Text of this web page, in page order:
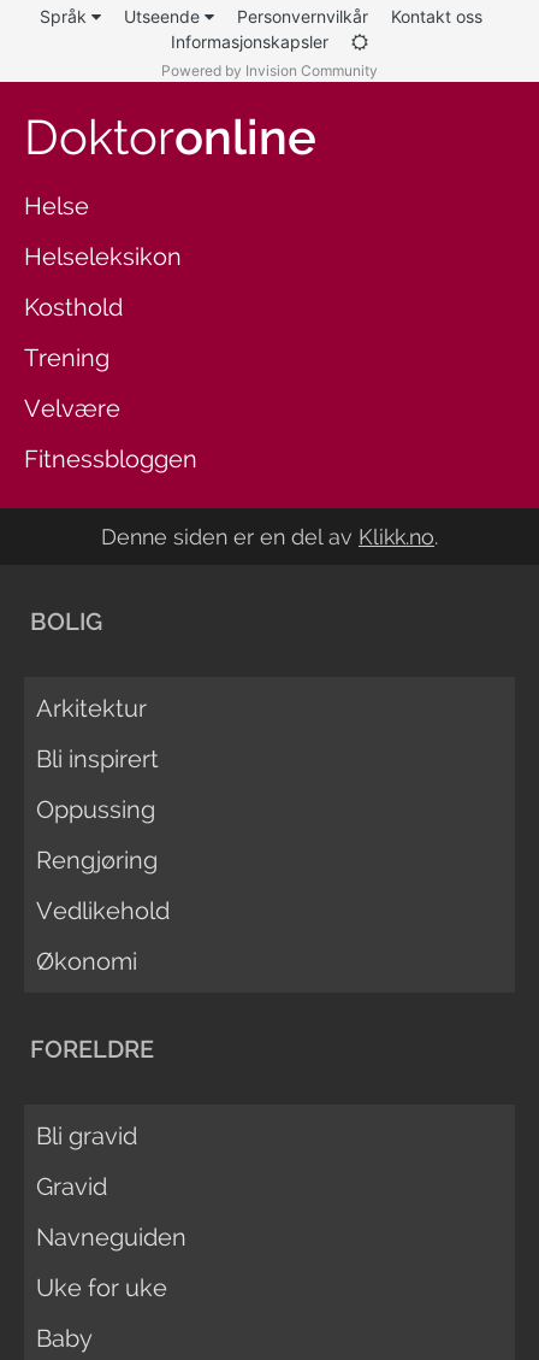
Språk Utseende Personvernvilkår
Kontakt oss
Informasjonskapsler
Powered by Invision Community
Doktoronline
Helse
Helseleksikon
Kosthold
Trening
Velvære
Fitnessbloggen
Denne siden er en del av Klikk.no.
BOLIG
Arkitektur
Bli inspirert
Oppussing
Rengjøring
Vedlikehold
Økonomi
FORELDRE
Bli gravid
Gravid
Navneguiden
Uke for uke
Baby